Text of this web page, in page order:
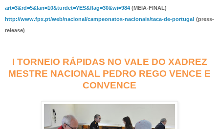
art=3&rd=5&lan=10&turdet=YES&flag=30&wi=984 (MEIA-FINAL)
http://www.fpx.pt/web/nacional/campeonatos-nacionais/taca-de-portugal (press-
release)
I TORNEIO RÁPIDAS NO VALE DO XADREZ
MESTRE NACIONAL PEDRO REGO VENCE E
CONVENCE